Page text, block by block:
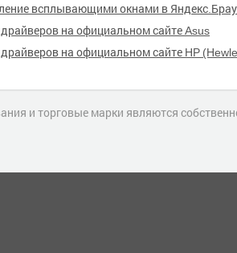
всплывающими окнами в
на официальном сайте Asus
на официальном сайте HP
и торговые марки являются